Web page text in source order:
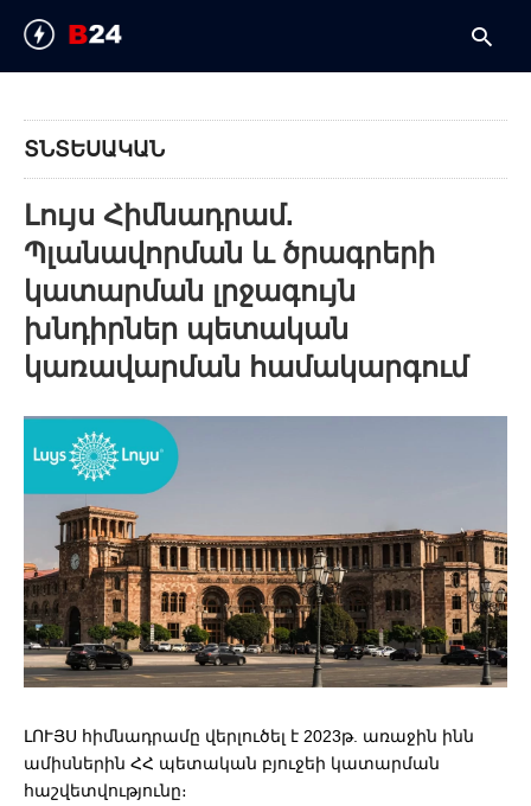
ՏՆՏԵՍԱԿԱՆ
Լույս Հիմնադրամ.
Պլանավորման և ծրագրերի
կատարման լրջագույն
խնդիրներ պետական
կառավարման համակարգում
ԼՈՒՅՍ հիմնադրամը վերլուծել է 2023թ. առաջին ինն
ամիսներին ՀՀ պետական բյուջեի կատարման
հաշվետվությունը։